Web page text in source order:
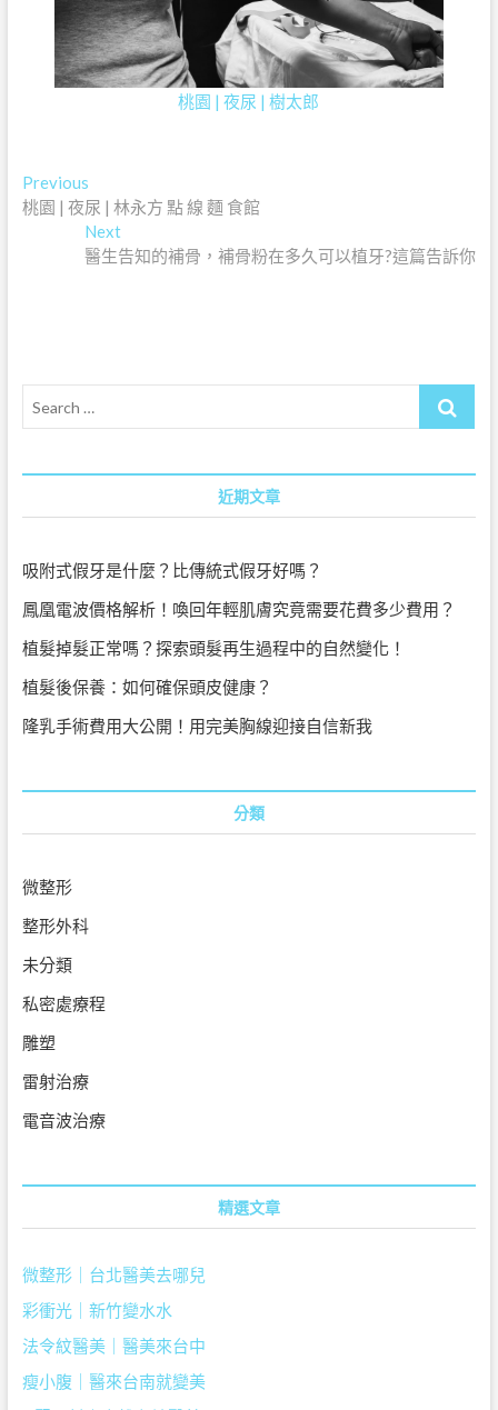
桃園 | 夜尿 | 樹太郎
文
章
PreviousPrevious
post:
桃園 | 夜尿 | 林永方 點 線 麵 食館
NextNext
post:
醫生告知的補骨，補骨粉在多久可以植牙?這篇告訴你
Search
近期文章
吸附式假牙是什麼？比傳統式假牙好嗎？
鳳凰電波價格解析！喚回年輕肌膚究竟需要花費多少費用？
植髮掉髮正常嗎？探索頭髮再生過程中的自然變化！
植髮後保養：如何確保頭皮健康？
隆乳手術費用大公開！用完美胸線迎接自信新我
分類
微整形
整形外科
未分類
私密處療程
雕塑
雷射治療
電音波治療
精選文章
微整形｜台北醫美去哪兒
彩衝光｜新竹變水水
法令紋醫美｜醫美來台中
瘦小腹｜醫來台南就變美